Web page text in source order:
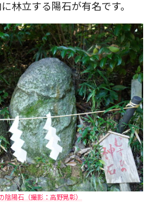
林立する陽石が有名です。
陰陽石（撮影：高野晃彰）